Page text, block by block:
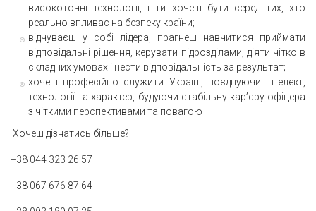
високоточні технології, і ти хочеш бути серед тих, хто
реально впливає на безпеку країни;
відчуваєш у собі лідера, прагнеш навчитися приймати
відповідальні рішення, керувати підрозділами, діяти чітко в
складних умовах і нести відповідальність за результат;
хочеш професійно служити Україні, поєднуючи інтелект,
технології та характер, будуючи стабільну кар’єру офіцера
з чіткими перспективами та повагою
Хочеш дізнатись більше?
+38 044 323 26 57
+38 067 676 87 64